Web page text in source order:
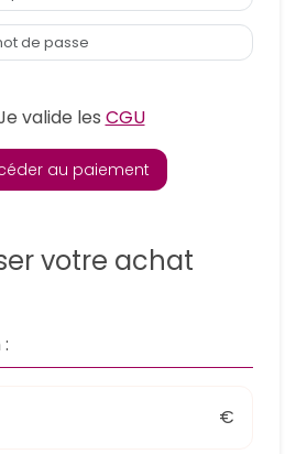
valide les CGU
au paiement
votre achat
€